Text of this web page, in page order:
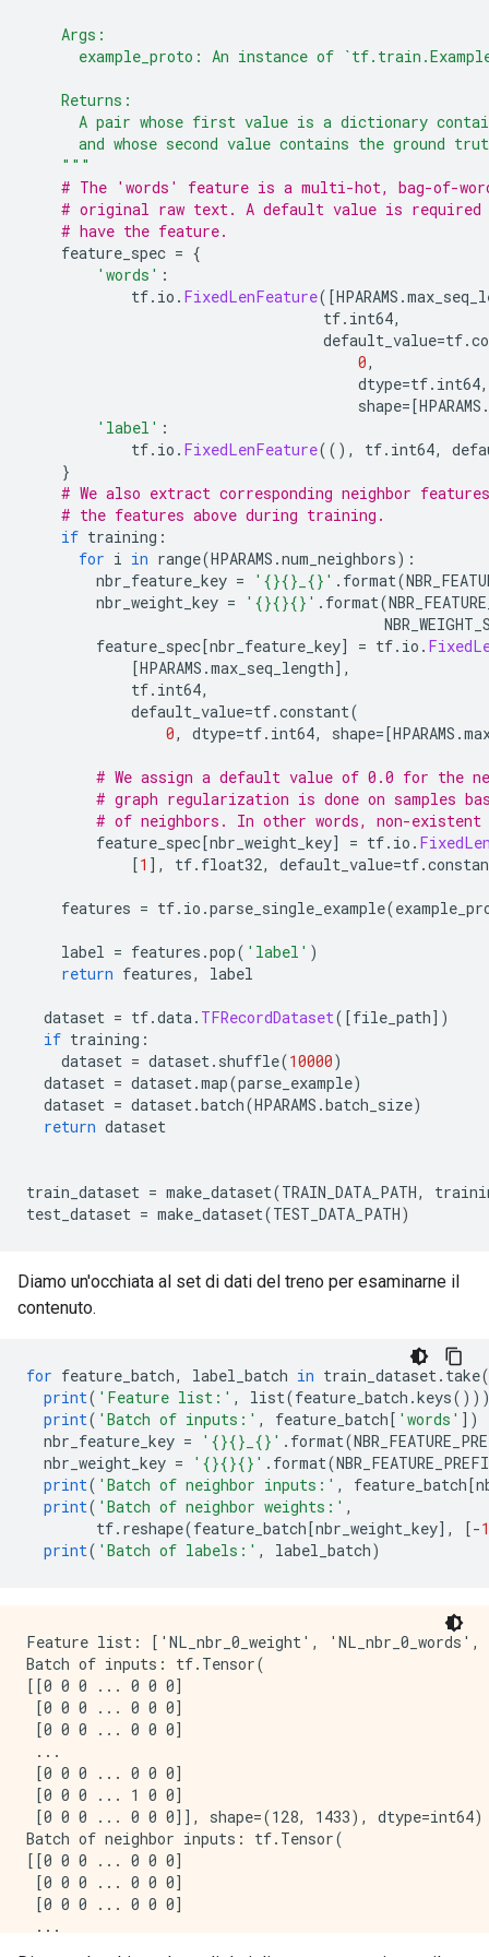
Args:
example_proto: An instance of
Returns:
A pair whose first value is a dictionary
and whose second value contains the ground
"""
# The 'words' feature is a multi-hot, bag-of-
# original raw text. A default value is required
# have the feature.
feature_spec = {
'words' :
tf. io . FixedLenFeature([HPARAMS .
tf. int64,
default_value=tf.
0,
dtype=tf. int64,
shape=[HPARAMS .
'label' :
tf. io . FixedLenFeature((), tf. int64,
}
# We also extract corresponding neighbor
# the features above during training.
if training :
for i in range(HPARAMS .num_neighbors):
nbr_feature_key = '{}{}_{}' . format(
nbr_weight_key = '{}{}{}' . format(
feature_spec[nbr_feature_key] = tf. io .
[HPARAMS .max_seq_length],
tf. int64,
default_value=tf.constant(
0, dtype=tf. int64, shape=[HPARAMS .
# We assign a default value of 0.0 for the
# graph regularization is done on samples
# of neighbors. In other words, non-existent
feature_spec[nbr_weight_key] = tf. io .
[1 ], tf. float32, default_value=tf.
features = tf. io .parse_single_example(
label = features .pop( 'label' )
return features, label
dataset = tf.data. TFRecordDataset([file_path])
if training :
dataset = dataset. shuffle(10000)
dataset = dataset.map(parse_example)
dataset = dataset.batch(HPARAMS .batch_size)
return dataset
train_dataset = make_dataset(TRAIN_DATA_PATH,
test_dataset = make_dataset(TEST_DATA_PATH)
Diamo un'occhiata al set di dati del treno per esaminarne il
contenuto.
for feature_batch, label_batch in train_dataset. take(
print( 'Feature list:' , list(feature_batch .keys
print( 'Batch of inputs:' , feature_batch[ 'words' ])
nbr_feature_key = '{}{}_{}' . format(
nbr_weight_key = '{}{}{}' . format(
print( 'Batch of neighbor inputs:' , feature_batch[
print( 'Batch of neighbor weights:' ,
tf. reshape(feature_batch[nbr_weight_key], [-1
print( 'Batch of labels:' , label_batch)
Feature list: ['NL_nbr_0_weight',
Batch of inputs: tf.Tensor(
[[0 0 0 ... 0 0 0]
[0 0 0 ... 0 0 0]
[0 0 0 ... 0 0 0]
...
[0 0 0 ... 0 0 0]
[0 0 0 ... 1 0 0]
[0 0 0 ... 0 0 0]], shape=(128, 1433), dtype=int64)
Batch of neighbor inputs: tf.Tensor(
[[0 0 0 ... 0 0 0]
[0 0 0 ... 0 0 0]
[0 0 0 ... 0 0 0]
...